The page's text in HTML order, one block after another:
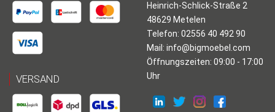
VERSAND
Heinrich-Schlick-Straße 2
48629 Metelen
Telefon: 02556 40 492 90
Mail: info@bigmoebel.com
Öffnungszeiten: 09:00 - 17:00
Uhr